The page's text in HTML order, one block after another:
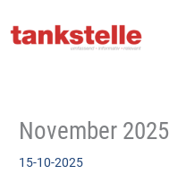
Inhalt
November 2025
15-10-2025